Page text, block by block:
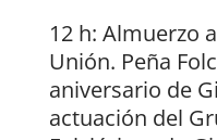
12 h: Almuerzo
Unión. Peña
aniversario de
actuación del